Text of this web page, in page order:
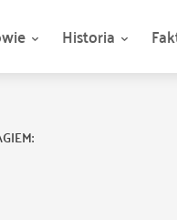
Historia